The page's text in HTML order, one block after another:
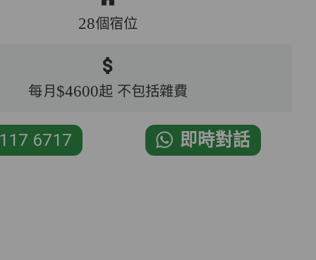
28個宿位
每月$4600起 不包括雜費
6717 即時對話